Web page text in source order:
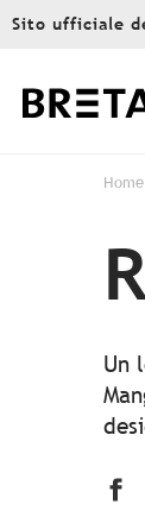
Aller
principal
Sito ufficiale
Home
Un